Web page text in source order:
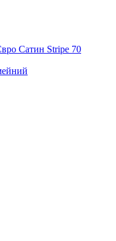
Сатин Stripe 70